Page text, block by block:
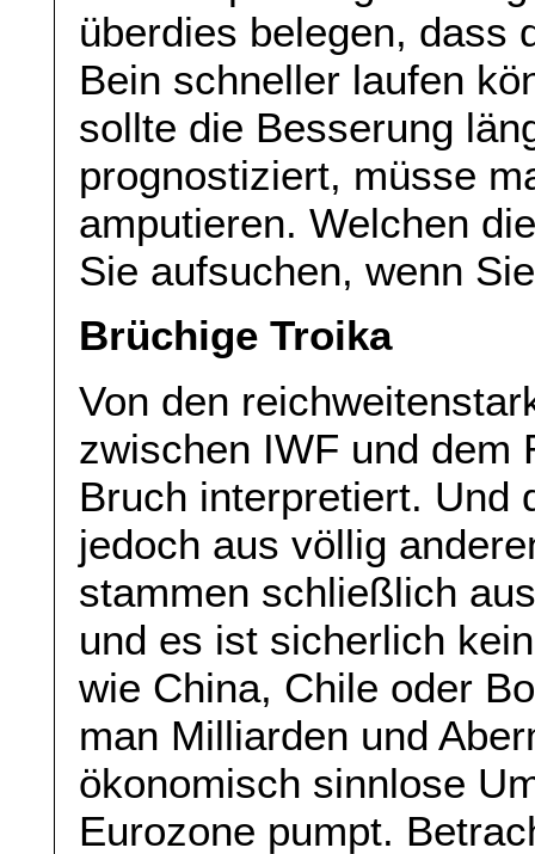
überdies belegen, dass
Bein schneller laufen
sollte die Besserung
prognostiziert, müsse
amputieren. Welchen
Sie aufsuchen, wenn
Brüchige Troika
Von den
zwischen IWF und dem
Bruch interpretiert. Und
jedoch aus völlig
stammen schließlich
und es ist sicherlich
wie China, Chile oder
man Milliarden und
ökonomisch sinnlose
Eurozone pumpt.